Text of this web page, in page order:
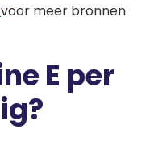
voor meer bronnen
E per